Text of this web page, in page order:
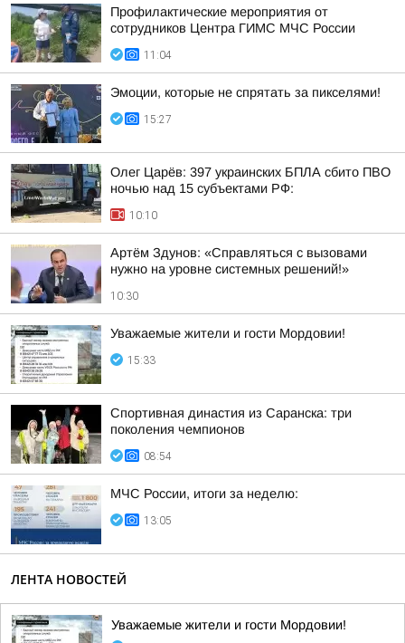
Профилактические мероприятия от
сотрудников Центра ГИМС МЧС России
11:04
Эмоции, которые не спрятать за пикселями!
15:27
Олег Царёв: 397 украинских БПЛА сбито ПВО
ночью над 15 субъектами РФ:
10:10
Артём Здунов: «Справляться с вызовами
нужно на уровне системных решений!»
10:30
Уважаемые жители и гости Мордовии!
15:33
Спортивная династия из Саранска: три
поколения чемпионов
08:54
МЧС России, итоги за неделю:
13:05
ЛЕНТА НОВОСТЕЙ
Уважаемые жители и гости Мордовии!